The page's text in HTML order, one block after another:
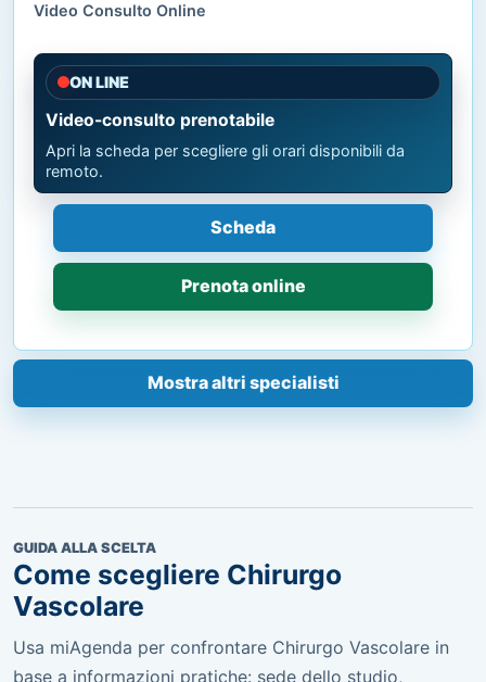
Video Consulto Online
ON LINE
Video-consulto prenotabile
Apri la scheda per scegliere gli orari disponibili da
remoto.
Scheda
Prenota online
Mostra altri specialisti
GUIDA ALLA SCELTA
Come scegliere Chirurgo
Vascolare
Usa miAgenda per confrontare Chirurgo Vascolare in
base a informazioni pratiche: sede dello studio,